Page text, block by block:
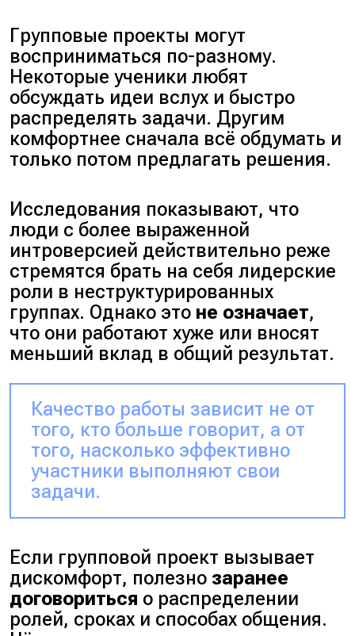
Групповые проекты могут
восприниматься по-разному.
Некоторые ученики любят
обсуждать идеи вслух и быстро
распределять задачи. Другим
комфортнее сначала всё обдумать и
только потом предлагать решения.
Исследования показывают, что
люди с более выраженной
интроверсией действительно реже
стремятся брать на себя лидерские
роли в неструктурированных
группах. Однако это не означает,
что они работают хуже или вносят
меньший вклад в общий результат.
Качество работы зависит не от
того, кто больше говорит, а от
того, насколько эффективно
участники выполняют свои
задачи.
Если групповой проект вызывает
дискомфорт, полезно заранее
договориться о распределении
ролей, сроках и способах общения.